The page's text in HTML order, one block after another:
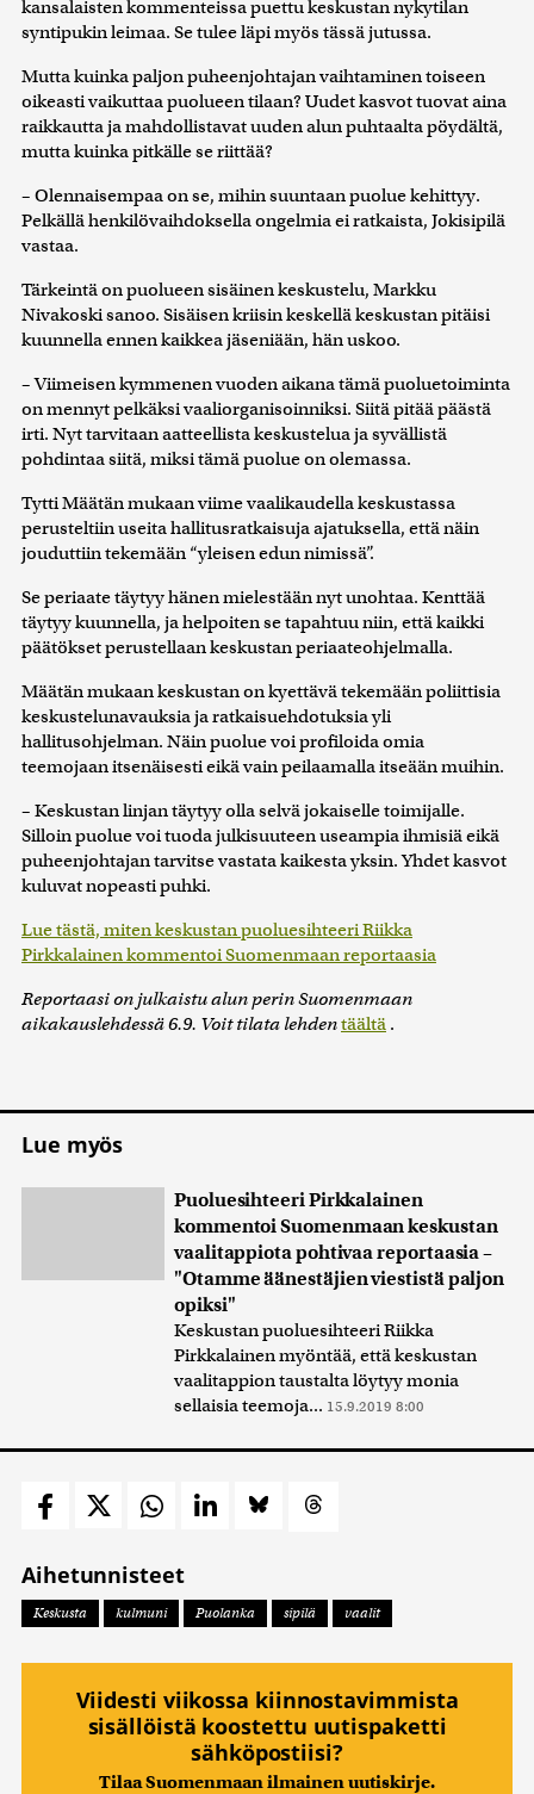
kansalaisten kommenteissa puettu keskustan nykytilan
syntipukin leimaa. Se tulee läpi myös tässä jutussa.
Mutta kuinka paljon puheenjohtajan vaihtaminen toiseen
oikeasti vaikuttaa puolueen tilaan? Uudet kasvot tuovat aina
raikkautta ja mahdollistavat uuden alun puhtaalta pöydältä,
mutta kuinka pitkälle se riittää?
– Olennaisempaa on se, mihin suuntaan puolue kehittyy.
Pelkällä henkilövaihdoksella ongelmia ei ratkaista, Jokisipilä
vastaa.
Tärkeintä on puolueen sisäinen keskustelu, Markku
Nivakoski sanoo. Sisäisen kriisin keskellä keskustan pitäisi
kuunnella ennen kaikkea jäseniään, hän uskoo.
– Viimeisen kymmenen vuoden aikana tämä puoluetoiminta
on mennyt pelkäksi vaaliorganisoinniksi. Siitä pitää päästä
irti. Nyt tarvitaan aatteellista keskustelua ja syvällistä
pohdintaa siitä, miksi tämä puolue on olemassa.
Tytti Määtän mukaan viime vaalikaudella keskustassa
perusteltiin useita hallitusratkaisuja ajatuksella, että näin
jouduttiin tekemään “yleisen edun nimissä”.
Se periaate täytyy hänen mielestään nyt unohtaa. Kenttää
täytyy kuunnella, ja helpoiten se tapahtuu niin, että kaikki
päätökset perustellaan keskustan periaateohjelmalla.
Määtän mukaan keskustan on kyettävä tekemään poliittisia
keskustelunavauksia ja ratkaisuehdotuksia yli
hallitusohjelman. Näin puolue voi profiloida omia
teemojaan itsenäisesti eikä vain peilaamalla itseään muihin.
– Keskustan linjan täytyy olla selvä jokaiselle toimijalle.
Silloin puolue voi tuoda julkisuuteen useampia ihmisiä eikä
puheenjohtajan tarvitse vastata kaikesta yksin. Yhdet kasvot
kuluvat nopeasti puhki.
Lue tästä, miten keskustan puolu­e­sih­teeri Riikka
Pirkkalainen kommentoi Suomenmaan reportaasia
Reportaasi on julkaistu alun perin Suomenmaan
aikakauslehdessä 6.9. Voit tilata lehdentäältä .
Lue myös
Puoluesihteeri Pirkkalainen
kommentoi Suomenmaan keskustan
vaalitappiota pohtivaa reportaasia –
"Otamme äänestäjien viestistä paljon
opiksi"
Keskustan puoluesihteeri Riikka
Pirkkalainen myöntää, että keskustan
vaalitappion taustalta löytyy monia
sellaisia teemoja... 15.9.2019 8:00
Aihetunnisteet
Keskusta kulmuni Puolanka sipilä vaalit
Viidesti viikossa kiinnostavimmista
sisällöistä koostettu uutispaketti
sähköpostiisi?
Tilaa Suomenmaan ilmainen uutiskirje.